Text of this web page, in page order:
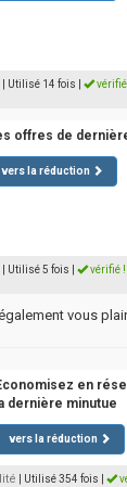
| Utilisé 14 fois vérifié
offres de
vers la réduction
| Utilisé 5 fois vérifié !
vous
en
dernière minutue
vers la réduction
| Utilisé 354 fois